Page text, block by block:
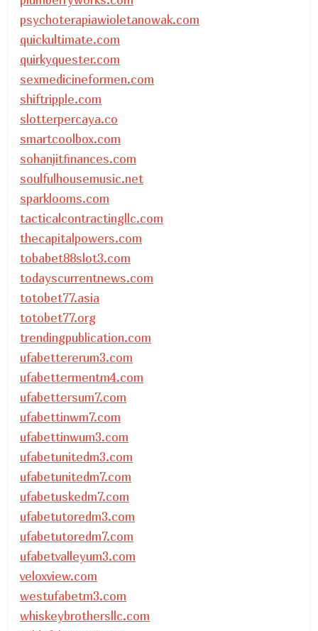
psychoterapiawioletanowak.com
quickultimate.com
quirkyquester.com
sexmedicineformen.com
shiftripple.com
slotterpercaya.co
smartcoolbox.com
sohanjitfinances.com
soulfulhousemusic.net
sparklooms.com
tacticalcontractingllc.com
thecapitalpowers.com
tobabet88slot3.com
todayscurrentnews.com
totobet77.asia
totobet77.org
trendingpublication.com
ufabettererum3.com
ufabettermentm4.com
ufabettersum7.com
ufabettinwm7.com
ufabettinwum3.com
ufabetunitedm3.com
ufabetunitedm7.com
ufabetuskedm7.com
ufabetutoredm3.com
ufabetutoredm7.com
ufabetvalleyum3.com
veloxview.com
westufabetm3.com
whiskeybrothersllc.com